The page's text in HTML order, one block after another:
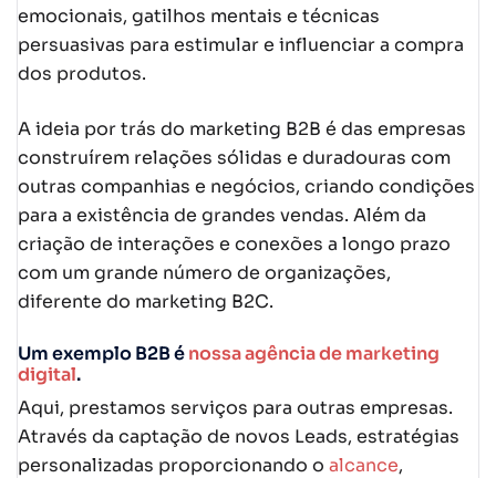
emocionais, gatilhos mentais e técnicas
persuasivas para estimular e influenciar a compra
dos produtos.
A ideia por trás do marketing B2B é das empresas
construírem relações sólidas e duradouras com
outras companhias e negócios, criando condições
para a existência de grandes vendas. Além da
criação de interações e conexões a longo prazo
com um grande número de organizações,
diferente do marketing B2C.
Um exemplo B2B énossa agência de marketing
digital.
Aqui, prestamos serviços para outras empresas.
Através da captação de novos Leads, estratégias
personalizadas proporcionando o alcance,